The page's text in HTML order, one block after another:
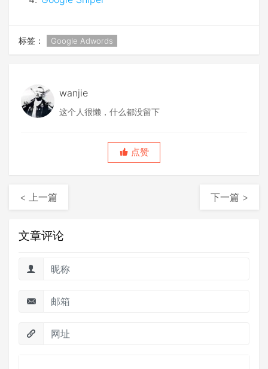
标签： Google Adwords
wanjie
这个人很懒，什么都没留下
点赞
< 上一篇 下一篇 >
文章评论